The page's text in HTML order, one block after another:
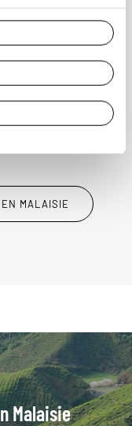
MALAISIE
Malaisie